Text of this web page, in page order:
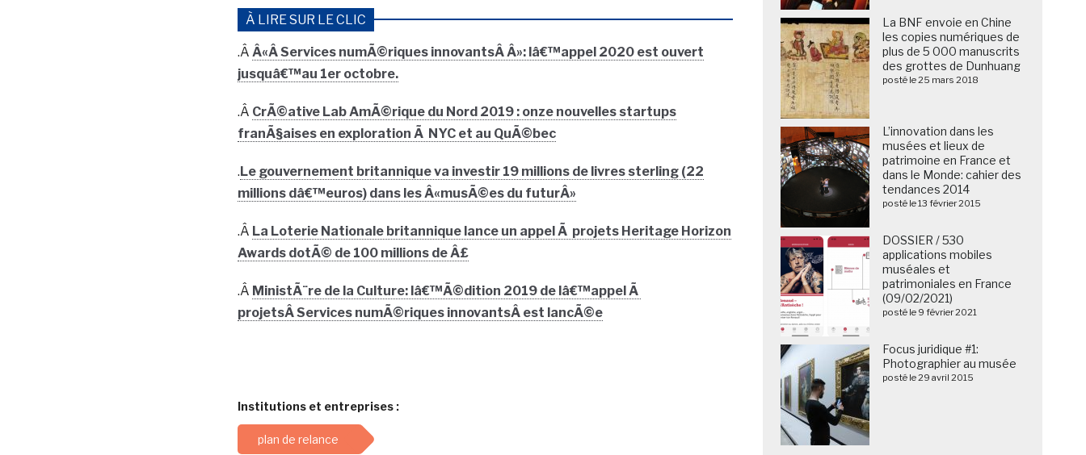
À LIRE SUR LE CLIC
.Â Â«Â Services numÃ©riques innovantsÂ Â»: lâ€™appel 2020 est ouvert
jusquâ€™au 1er octobre.
.Â CrÃ©ative Lab AmÃ©rique du Nord 2019 : onze nouvelles startups
franÃ§aises en exploration Ã NYC et au QuÃ©bec
.Le gouvernement britannique va investir 19 millions de livres sterling (22
millions dâ€™euros) dans les Â«musÃ©es du futurÂ»
.Â La Loterie Nationale britannique lance un appel Ã projets Heritage Horizon
Awards dotÃ© de 100 millions de Â£
.Â MinistÃ¨re de la Culture: lâ€™Ã©dition 2019 de lâ€™appel Ã
projetsÂ Services numÃ©riques innovantsÂ est lancÃ©e
Institutions et entreprises :
plan de relance
La BNF envoie en Chine
les copies numériques de
plus de 5 000 manuscrits
des grottes de Dunhuang
posté le 25 mars 2018
L’innovation dans les
musées et lieux de
patrimoine en France et
dans le Monde: cahier des
tendances 2014
posté le 13 février 2015
DOSSIER / 530
applications mobiles
muséales et
patrimoniales en France
(09/02/2021)
posté le 9 février 2021
Focus juridique #1:
Photographier au musée
posté le 29 avril 2015